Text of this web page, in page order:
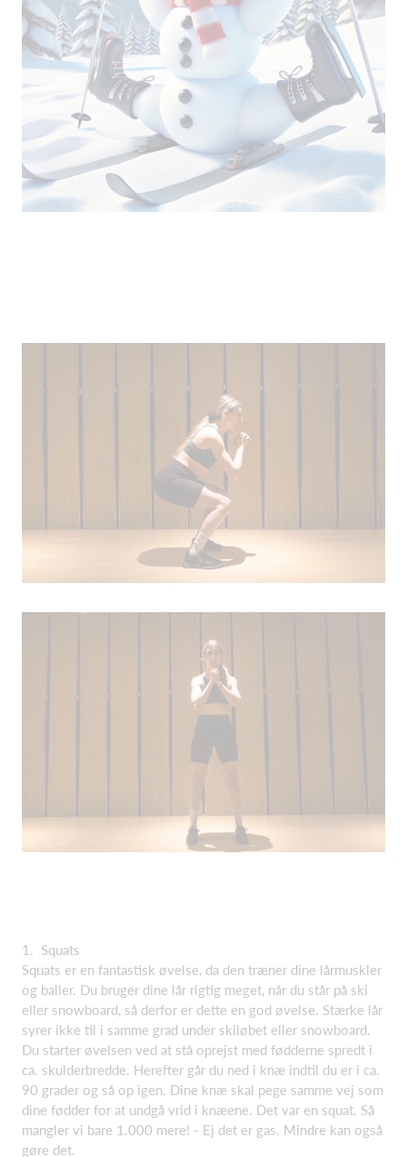
1. Squats
Squats er en fantastisk øvelse, da den træner dine lårmuskler
og baller. Du bruger dine lår rigtig meget, når du står på ski
eller snowboard, så derfor er dette en god øvelse. Stærke lår
syrer ikke til i samme grad under skiløbet eller snowboard.
Du starter øvelsen ved at stå oprejst med fødderne spredt i
ca. skulderbredde. Herefter går du ned i knæ indtil du er i ca.
90 grader og så op igen. Dine knæ skal pege samme vej som
dine fødder for at undgå vrid i knæene. Det var en squat. Så
mangler vi bare 1.000 mere! - Ej det er gas. Mindre kan også
gøre det.